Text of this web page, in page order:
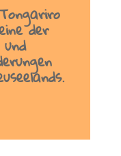
der